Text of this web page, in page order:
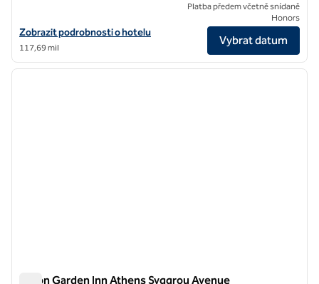
Zobrazit podrobnosti o hotelu pro A77 Suites, hotel SLH
Zobrazit podrobnosti o hotelu
117,69 mil
Platba předem včetně snídaně
Honors
Vybrat datum
1/12
1 z 12
další
Hilton Garden Inn Athens Syggrou Avenue